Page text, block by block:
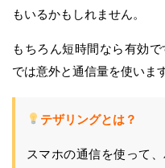
もいるかもしれません。
もちろん短時間なら有効
では意外と通信量を使います
テザリングとは？
スマホの通信を使って